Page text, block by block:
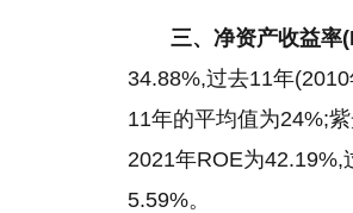
三、净资产收益率
34.88%,过去11年
11年的平均值为24%;
2021年ROE为42.19%,
5.59%。